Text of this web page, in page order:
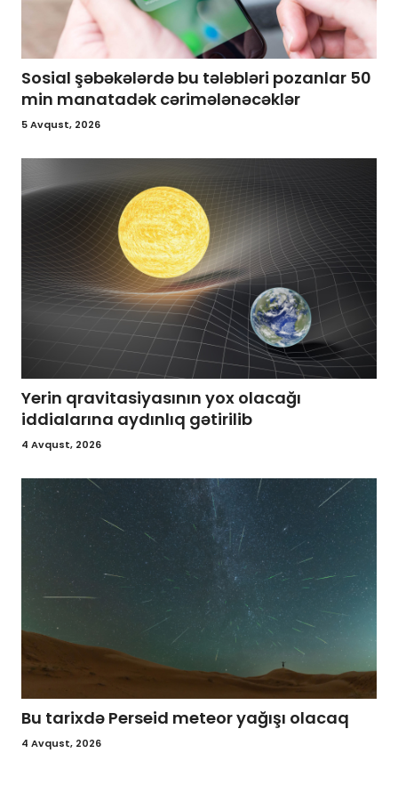
Sosial şəbəkələrdə bu tələbləri pozanlar 50
min manatadək cərimələnəcəklər
5 Avqust, 2026
Yerin qravitasiyasının yox olacağı
iddialarına aydınlıq gətirilib
4 Avqust, 2026
Bu tarixdə Perseid meteor yağışı olacaq
4 Avqust, 2026